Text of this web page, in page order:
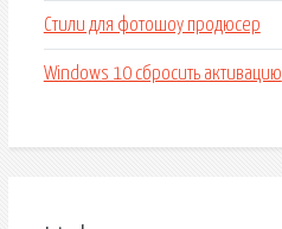
Стили для фотошоу продюсер
Windows 10 сбросить активацию